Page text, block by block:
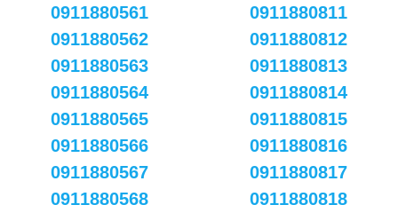
0911880561
0911880562
0911880563
0911880564
0911880565
0911880566
0911880567
0911880568
0911880811
0911880812
0911880813
0911880814
0911880815
0911880816
0911880817
0911880818